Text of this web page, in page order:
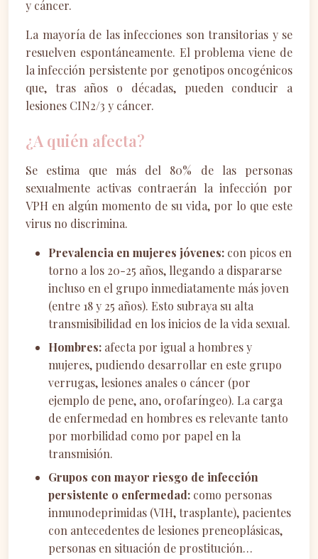
y cáncer.
La mayoría de las infecciones son transitorias y se
resuelven espontáneamente. El problema viene de
la infección persistente por genotipos oncogénicos
que, tras años o décadas, pueden conducir a
lesiones CIN2/3 y cáncer.
¿A quién afecta?
Se estima que más del 80% de las personas
sexualmente activas contraerán la infección por
VPH en algún momento de su vida, por lo que este
virus no discrimina.
Prevalencia en mujeres jóvenes: con picos en
torno a los 20-25 años, llegando a dispararse
incluso en el grupo inmediatamente más joven
(entre 18 y 25 años). Esto subraya su alta
transmisibilidad en los inicios de la vida sexual.
Hombres: afecta por igual a hombres y
mujeres, pudiendo desarrollar en este grupo
verrugas, lesiones anales o cáncer (por
ejemplo de pene, ano, orofaríngeo). La carga
de enfermedad en hombres es relevante tanto
por morbilidad como por papel en la
transmisión.
Grupos con mayor riesgo de infección
persistente o enfermedad: como personas
inmunodeprimidas (VIH, trasplante), pacientes
con antecedentes de lesiones preneoplásicas,
personas en situación de prostitución…